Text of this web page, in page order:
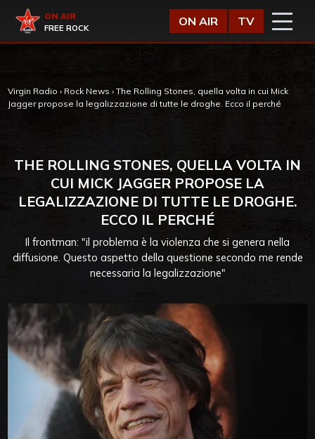
Virgin Radio
ON AIR
FREE ROCK
ON AIR TV
Virgin Radio › Rock News › The Rolling Stones, quella volta in cui Mick
Jagger propose la legalizzazione di tutte le droghe. Ecco il perché
THE ROLLING STONES, QUELLA VOLTA IN
CUI MICK JAGGER PROPOSE LA
LEGALIZZAZIONE DI TUTTE LE DROGHE.
ECCO IL PERCHÉ
Il frontman: "il problema è la violenza che si genera nella
diffusione. Questo aspetto della questione secondo me rende
necessaria la legalizzazione"